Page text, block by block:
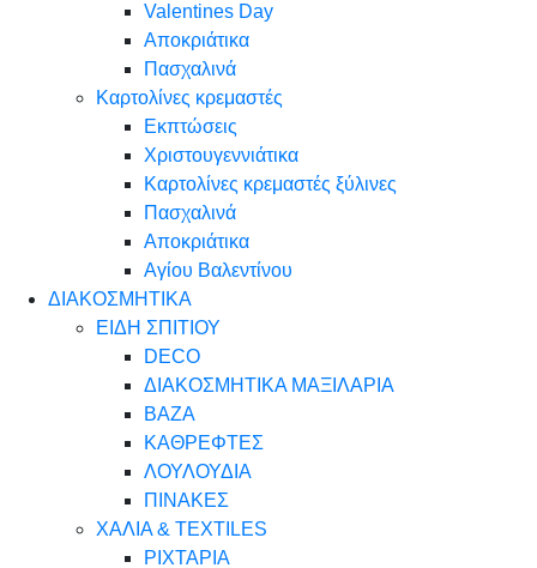
Valentines Day
Αποκριάτικα
Πασχαλινά
Καρτολίνες κρεμαστές
Εκπτώσεις
Χριστουγεννιάτικα
Καρτολίνες κρεμαστές ξύλινες
Πασχαλινά
Αποκριάτικα
Αγίου Βαλεντίνου
ΔΙΑΚΟΣΜΗΤΙΚΑ
ΕΙΔΗ ΣΠΙΤΙΟΥ
DECO
ΔΙΑΚΟΣΜΗΤΙΚΑ ΜΑΞΙΛΑΡΙΑ
ΒΑΖΑ
ΚΑΘΡΕΦΤΕΣ
ΛΟΥΛΟΥΔΙΑ
ΠΙΝΑΚΕΣ
ΧΑΛΙΑ & TEXTILES
ΡΙΧΤΑΡΙΑ